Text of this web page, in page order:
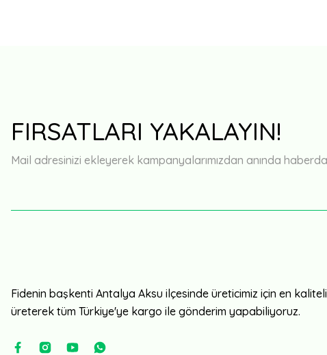
FIRSATLARI YAKALAYIN!
Mail adresinizi ekleyerek kampanyalarımızdan anında
Fidenin başkenti Antalya Aksu ilçesinde üreticimiz için en
üreterek tüm Türkiye'ye kargo ile gönderim yapabiliyoruz.